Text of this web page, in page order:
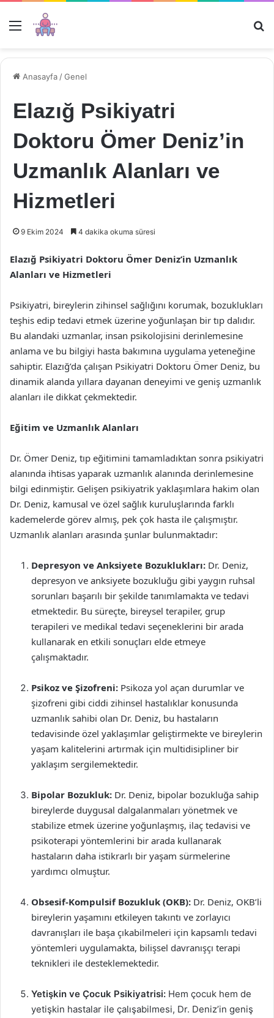
Menü
Anasayfa /Genel
Elazığ Psikiyatri
Doktoru Ömer Deniz’in
Uzmanlık Alanları ve
Hizmetleri
9 Ekim 2024 4 dakika okuma süresi
Elazığ Psikiyatri Doktoru Ömer Deniz’in Uzmanlık
Alanları ve Hizmetleri
Psikiyatri, bireylerin zihinsel sağlığını korumak, bozuklukları
teşhis edip tedavi etmek üzerine yoğunlaşan bir tıp dalıdır.
Bu alandaki uzmanlar, insan psikolojisini derinlemesine
anlama ve bu bilgiyi hasta bakımına uygulama yeteneğine
sahiptir. Elazığ’da çalışan Psikiyatri Doktoru Ömer Deniz, bu
dinamik alanda yıllara dayanan deneyimi ve geniş uzmanlık
alanları ile dikkat çekmektedir.
Eğitim ve Uzmanlık Alanları
Dr. Ömer Deniz, tıp eğitimini tamamladıktan sonra psikiyatri
alanında ihtisas yaparak uzmanlık alanında derinlemesine
bilgi edinmiştir. Gelişen psikiyatrik yaklaşımlara hakim olan
Dr. Deniz, kamusal ve özel sağlık kuruluşlarında farklı
kademelerde görev almış, pek çok hasta ile çalışmıştır.
Uzmanlık alanları arasında şunlar bulunmaktadır:
Depresyon ve Anksiyete Bozuklukları: Dr. Deniz,
depresyon ve anksiyete bozukluğu gibi yaygın ruhsal
sorunları başarılı bir şekilde tanımlamakta ve tedavi
etmektedir. Bu süreçte, bireysel terapiler, grup
terapileri ve medikal tedavi seçeneklerini bir arada
kullanarak en etkili sonuçları elde etmeye
çalışmaktadır.
Psikoz ve Şizofreni: Psikoza yol açan durumlar ve
şizofreni gibi ciddi zihinsel hastalıklar konusunda
uzmanlık sahibi olan Dr. Deniz, bu hastaların
tedavisinde özel yaklaşımlar geliştirmekte ve bireylerin
yaşam kalitelerini artırmak için multidisipliner bir
yaklaşım sergilemektedir.
Bipolar Bozukluk: Dr. Deniz, bipolar bozukluğa sahip
bireylerde duygusal dalgalanmaları yönetmek ve
stabilize etmek üzerine yoğunlaşmış, ilaç tedavisi ve
psikoterapi yöntemlerini bir arada kullanarak
hastaların daha istikrarlı bir yaşam sürmelerine
yardımcı olmuştur.
Obsesif-Kompulsif Bozukluk (OKB): Dr. Deniz, OKB’li
bireylerin yaşamını etkileyen takıntı ve zorlayıcı
davranışları ile başa çıkabilmeleri için kapsamlı tedavi
yöntemleri uygulamakta, bilişsel davranışçı terapi
teknikleri ile desteklemektedir.
Yetişkin ve Çocuk Psikiyatrisi: Hem çocuk hem de
yetişkin hastalar ile çalışabilmesi, Dr. Deniz’in geniş